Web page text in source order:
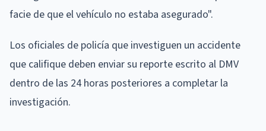
facie de que el vehículo no estaba asegurado".
Los oficiales de policía que investiguen un accidente
que califique deben enviar su reporte escrito al DMV
dentro de las 24 horas posteriores a completar la
investigación.